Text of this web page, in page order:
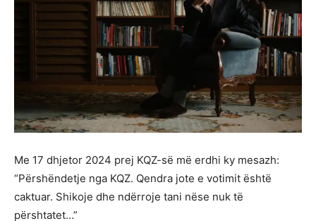
Me 17 dhjetor 2024 prej KQZ-së më erdhi ky mesazh:
“Përshëndetje nga KQZ. Qendra jote e votimit është
caktuar. Shikoje dhe ndërroje tani nëse nuk të
përshtatet…”